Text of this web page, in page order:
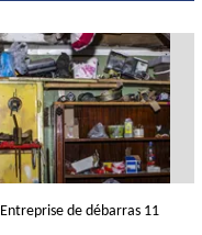
Entreprise de débarras 11